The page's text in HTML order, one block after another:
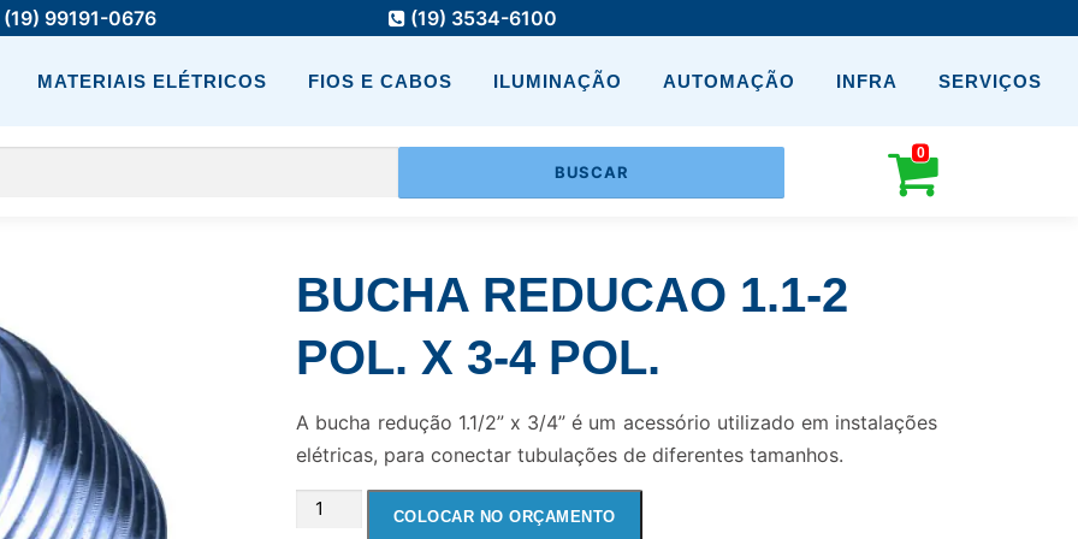
(19) 99191-0676 (19) 3534-6100
MATERIAIS ELÉTRICOS FIOS E CABOS ILUMINAÇÃO AUTOMAÇÃO INFRA SERVIÇOS
0
BUCHA REDUCAO 1.1-2
POL. X 3-4 POL.
A bucha redução 1.1/2” x 3/4” é um acessório utilizado em instalações
elétricas, para conectar tubulações de diferentes tamanhos.
BUCHA
COLOCAR NO ORÇAMENTO